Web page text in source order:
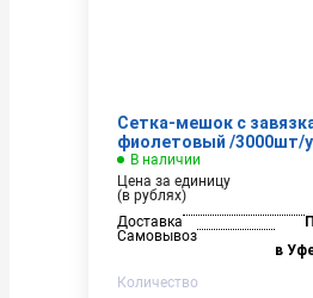
Сетка-мешок с
фиолетовый /3000шт/
В наличии
Цена за единицу
(в рублях)
Доставка
Самовывоз
в
Количество